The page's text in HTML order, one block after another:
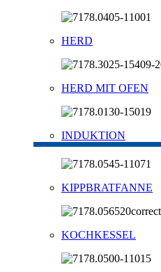
HERD
HERD MIT OFEN
INDUKTION
KIPPBRATFANNE
KOCHKESSEL